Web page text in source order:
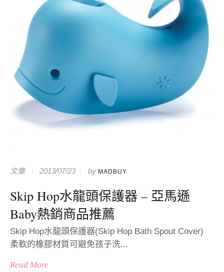
文章 2013/07/23 by MADBUY
Skip Hop水龍頭保護器 – 亞馬遜
Baby熱銷商品推薦
Skip Hop水龍頭保護器(Skip Hop Bath Spout Cover)
柔軟的橡膠材質可避免孩子洗...
Read More